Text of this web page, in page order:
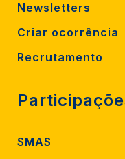
Newsletters
Criar ocorrência
Recrutamento
SMAS